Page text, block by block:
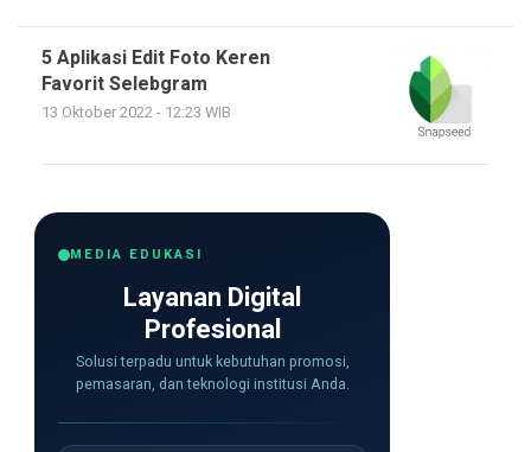
5 Aplikasi Edit Foto Keren
Favorit Selebgram
13 Oktober 2022 - 12:23 WIB
MEDIA EDUKASI
Layanan Digital
Profesional
Solusi terpadu untuk kebutuhan promosi,
pemasaran, dan teknologi institusi Anda.